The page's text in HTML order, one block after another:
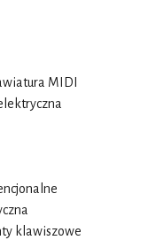
MIDI
klawiszowe